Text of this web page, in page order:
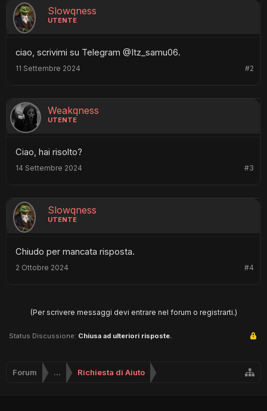
Slowqness
UTENTE
ciao, scrivimi su Telegram @Itz_samu06.
#2
11 Settembre 2024
Weakqness
UTENTE
Ciao, hai risolto?
#3
14 Settembre 2024
Slowqness
UTENTE
Chiudo per mancata risposta.
#4
2 Ottobre 2024
(Per scrivere messaggi devi entrare nel forum o registrarti.)
Status Discussione: Chiusa ad ulteriori risposte.
Forum ... Richiesta di Aiuto